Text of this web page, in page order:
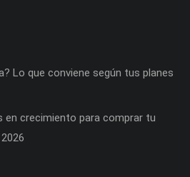
Lo que conviene según tus planes
en crecimiento para comprar tu